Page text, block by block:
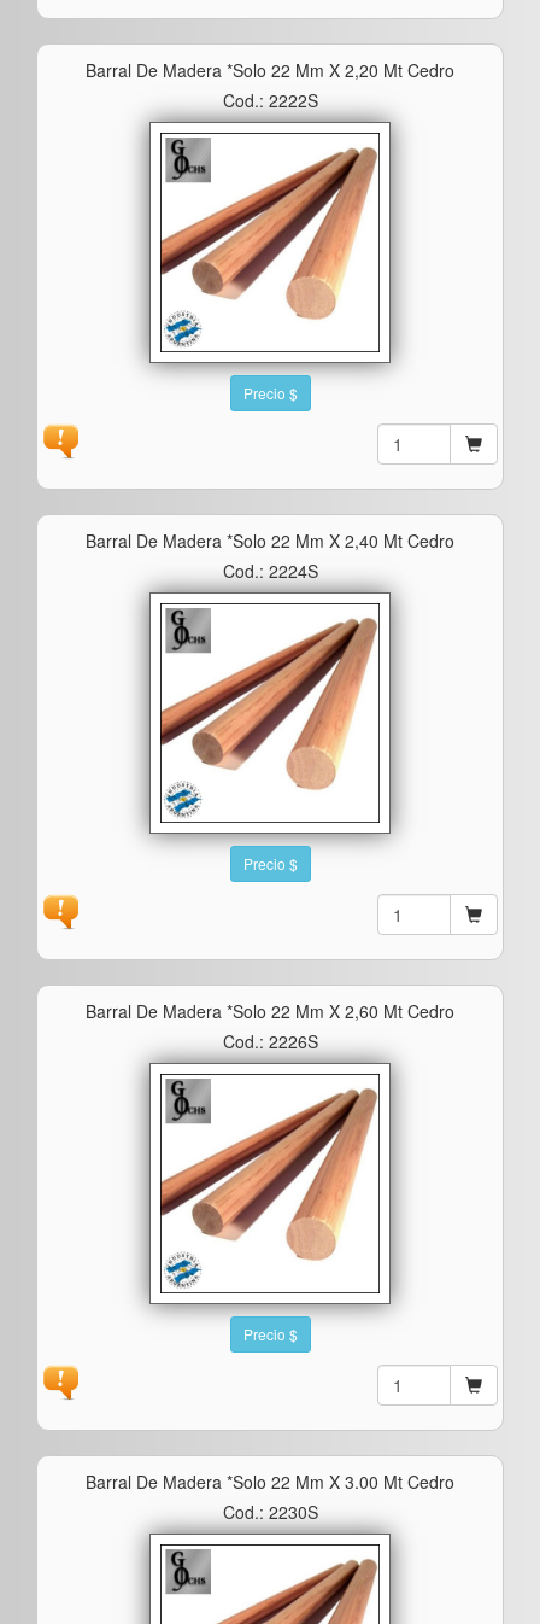
Barral De Madera *solo 22 Mm X 2,20 Mt Cedro
Cod.: 2222S
Precio $
Barral De Madera *solo 22 Mm X 2,40 Mt Cedro
Cod.: 2224S
Precio $
Barral De Madera *solo 22 Mm X 2,60 Mt Cedro
Cod.: 2226S
Precio $
Barral De Madera *solo 22 Mm X 3.00 Mt Cedro
Cod.: 2230S